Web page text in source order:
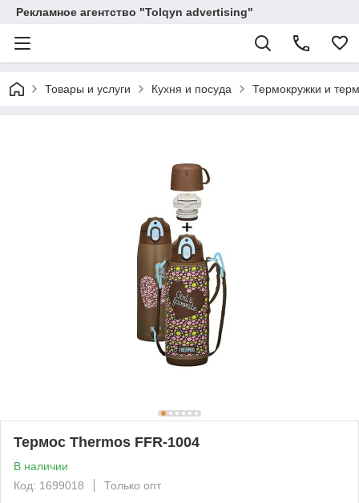
Рекламное агентство "Tolqyn advertising"
Товары и услуги Кухня и посуда Термокружки и
Термос Thermos FFR-1004
В наличии
Код: 1699018
Только опт